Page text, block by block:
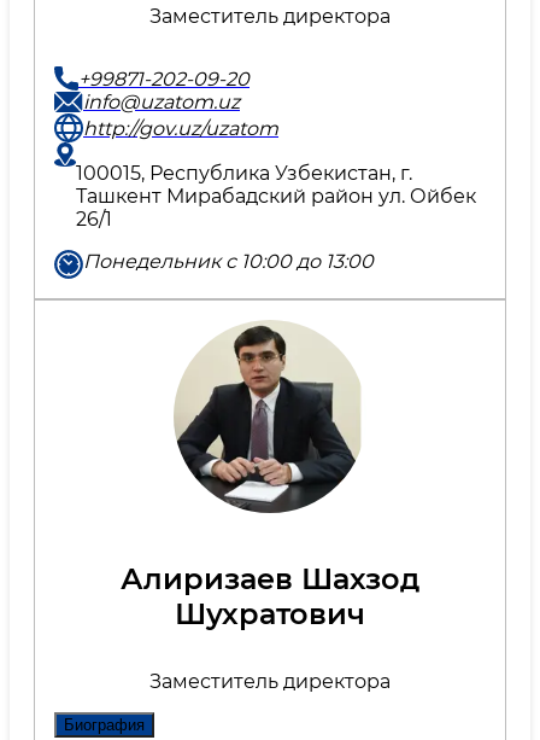
Заместитель директора
+99871-202-09-20
info@uzatom.uz
http://gov.uz/uzatom
100015, Республика Узбекистан, г.
Ташкент Мирабадский район ул. Ойбек
26/1
Понедельник с 10:00 до 13:00
Алиризаев Шахзод
Шухратович
Заместитель директора
Биография